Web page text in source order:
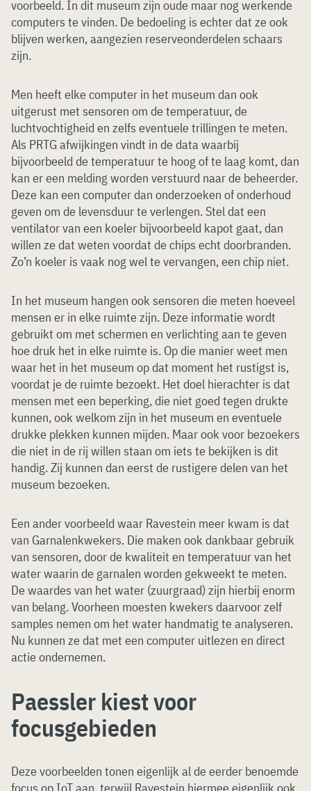
voorbeeld. In dit museum zijn oude maar nog werkende
computers te vinden. De bedoeling is echter dat ze ook
blijven werken, aangezien reserveonderdelen schaars
zijn.
Men heeft elke computer in het museum dan ook
uitgerust met sensoren om de temperatuur, de
luchtvochtigheid en zelfs eventuele trillingen te meten.
Als PRTG afwijkingen vindt in de data waarbij
bijvoorbeeld de temperatuur te hoog of te laag komt, dan
kan er een melding worden verstuurd naar de beheerder.
Deze kan een computer dan onderzoeken of onderhoud
geven om de levensduur te verlengen. Stel dat een
ventilator van een koeler bijvoorbeeld kapot gaat, dan
willen ze dat weten voordat de chips echt doorbranden.
Zo’n koeler is vaak nog wel te vervangen, een chip niet.
In het museum hangen ook sensoren die meten hoeveel
mensen er in elke ruimte zijn. Deze informatie wordt
gebruikt om met schermen en verlichting aan te geven
hoe druk het in elke ruimte is. Op die manier weet men
waar het in het museum op dat moment het rustigst is,
voordat je de ruimte bezoekt. Het doel hierachter is dat
mensen met een beperking, die niet goed tegen drukte
kunnen, ook welkom zijn in het museum en eventuele
drukke plekken kunnen mijden. Maar ook voor bezoekers
die niet in de rij willen staan om iets te bekijken is dit
handig. Zij kunnen dan eerst de rustigere delen van het
museum bezoeken.
Een ander voorbeeld waar Ravestein meer kwam is dat
van Garnalenkwekers. Die maken ook dankbaar gebruik
van sensoren, door de kwaliteit en temperatuur van het
water waarin de garnalen worden gekweekt te meten.
De waardes van het water (zuurgraad) zijn hierbij enorm
van belang. Voorheen moesten kwekers daarvoor zelf
samples nemen om het water handmatig te analyseren.
Nu kunnen ze dat met een computer uitlezen en direct
actie ondernemen.
Paessler kiest voor
focusgebieden
Deze voorbeelden tonen eigenlijk al de eerder benoemde